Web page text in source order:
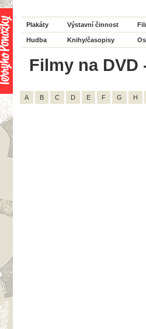
Plakáty Výstavní činnost
Hudba Knihy/časopisy
Filmy na DVD
A B C D E F G H